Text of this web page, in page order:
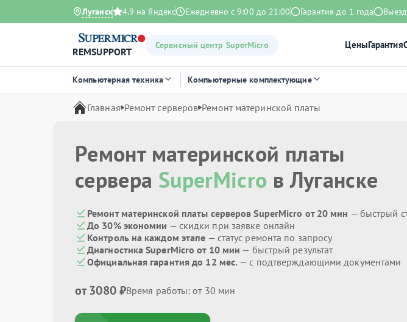
Луганск 4.9 на Яндекс Ежедневно с 9:00 до 21:00 Гарантия до 1 года
REMSUPPORT
Сервисный центр SuperMicro ЦеныГарантия
Компьютерная техника Компьютерные комплектующие
Главная Ремонт серверов Ремонт материнской платы
Ремонт материнской платы
сервера SuperMicro в Луганске
Ремонт материнской платы серверов SuperMicro от 20 мин — быстрый
До 30% экономии — скидки при заявке онлайн
Контроль на каждом этапе — статус ремонта по запросу
Диагностика SuperMicro от 10 мин — быстрый результат
Официальная гарантия до 12 мес. — с подтверждающими документами
от 3080 ₽Время работы: от 30 мин